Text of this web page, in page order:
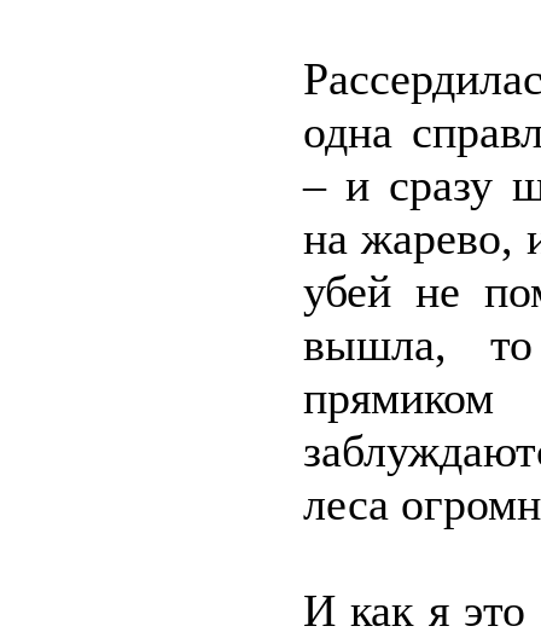
одна
– и сразу
на жарево,
убей не
вышла,
леса
И как я